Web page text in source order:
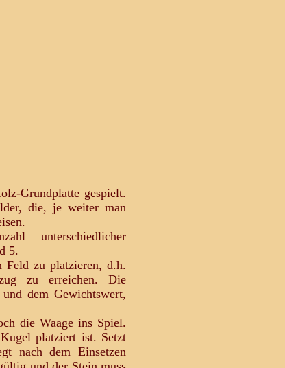
Grundplatte gespielt.
die, je weiter man
unterschiedlicher
5.
Feld zu platzieren, d.h.
zu erreichen. Die
dem Gewichtswert,
die Waage ins Spiel.
platziert ist. Setzt
nach dem Einsetzen